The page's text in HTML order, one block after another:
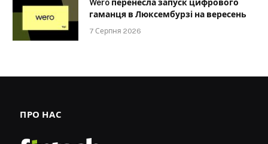
Wero перенесла запуск цифрового
гаманця в Люксембурзі на вересень
7 Серпня 2026
ПРО НАС